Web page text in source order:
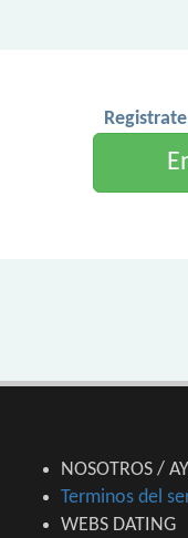
NOSOTROS /
Terminos del
WEBS DATING